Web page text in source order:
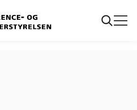
forenklet sagsbehandling af Autocentralen-
koncernens erhvervelse af enekontrol over